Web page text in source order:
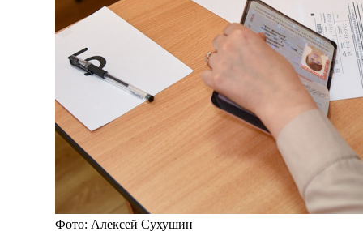
Фото: Алексей Сухушин